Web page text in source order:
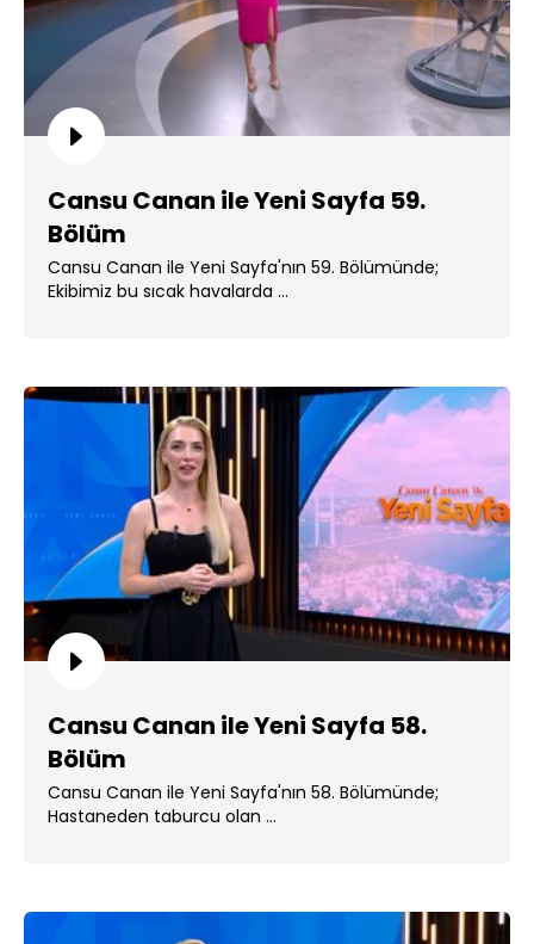
Cansu Canan ile Yeni Sayfa 59.
Bölüm
Cansu Canan ile Yeni Sayfa'nın 59. Bölümünde;
Ekibimiz bu sıcak havalarda ...
Cansu Canan ile Yeni Sayfa 58.
Bölüm
Cansu Canan ile Yeni Sayfa'nın 58. Bölümünde;
Hastaneden taburcu olan ...